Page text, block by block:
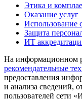
Этика и
Оказание услуг
Использование
Защита
ИТ
На информационном
рекомендательные
предоставления
и анализа сведений,
пользователей сети